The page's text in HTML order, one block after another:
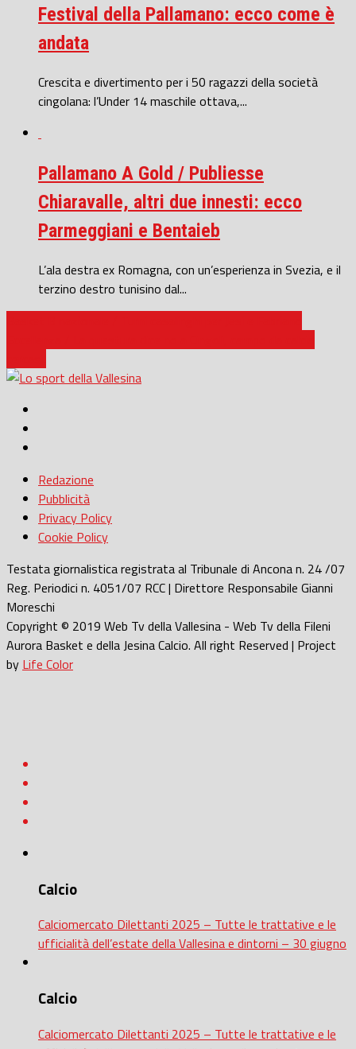
Festival della Pallamano: ecco come è
andata
Crescita e divertimento per i 50 ragazzi della società
cingolana: l’Under 14 maschile ottava,...
Pallamano A Gold / Publiesse
Chiaravalle, altri due innesti: ecco
Parmeggiani e Bentaieb
L’ala destra ex Romagna, con un’esperienza in Svezia, e il
terzino destro tunisino dal...
Redazione
Pubblicità
Privacy Policy
Cookie Policy
Testata giornalistica registrata al Tribunale di Ancona n. 24 /07
Reg. Periodici n. 4051/07 RCC | Direttore Responsabile Gianni
Moreschi
Copyright © 2019 Web Tv della Vallesina - Web Tv della Fileni
Aurora Basket e della Jesina Calcio. All right Reserved | Project
by Life Color
Calcio
Calciomercato Dilettanti 2025 – Tutte le trattative e le
ufficialità dell’estate della Vallesina e dintorni – 30 giugno
Calcio
Calciomercato Dilettanti 2025 – Tutte le trattative e le